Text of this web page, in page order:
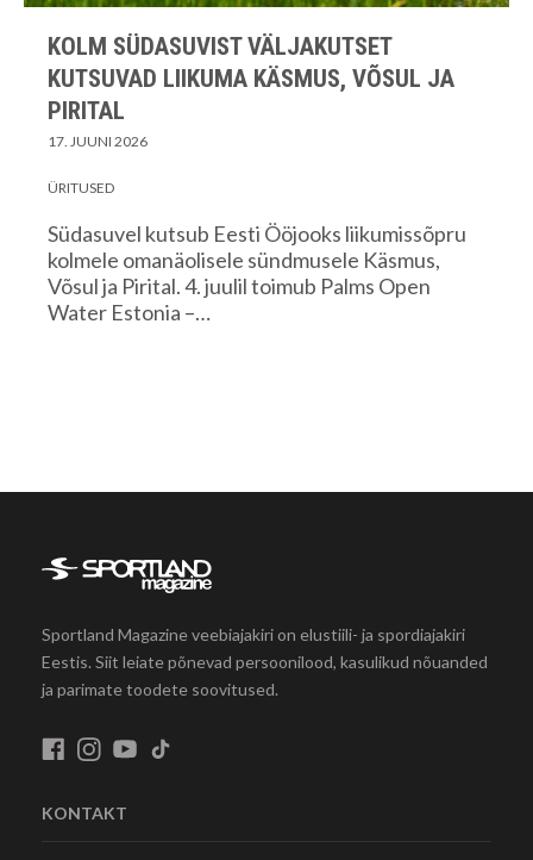
KOLM SÜDASUVIST VÄLJAKUTSET
KUTSUVAD LIIKUMA KÄSMUS, VÕSUL JA
PIRITAL
17. JUUNI 2026
ÜRITUSED
Südasuvel kutsub Eesti Ööjooks liikumissõpru
kolmele omanäolisele sündmusele Käsmus,
Võsul ja Pirital. 4. juulil toimub Palms Open
Water Estonia –…
Sportland Magazine veebiajakiri on elustiili- ja spordiajakiri
Eestis. Siit leiate põnevad persoonilood, kasulikud nõuanded
ja parimate toodete soovitused.
KONTAKT